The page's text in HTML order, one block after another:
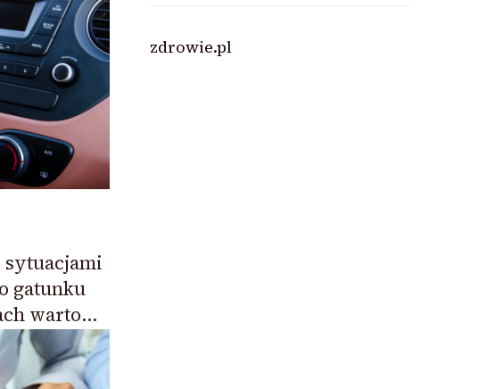
gatunku
warto…
zdrowie.pl